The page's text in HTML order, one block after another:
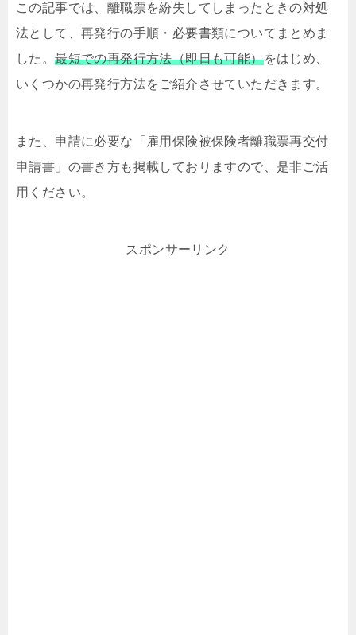
この記事では、離職票を紛失してしまったときの対処
法として、再発行の手順・必要書類についてまとめま
した。最短での再発行方法（即日も可能）をはじめ、
いくつかの再発行方法をご紹介させていただきます。
また、申請に必要な「雇用保険被保険者離職票再交付
申請書」の書き方も掲載しておりますので、是非ご活
用ください。
スポンサーリンク